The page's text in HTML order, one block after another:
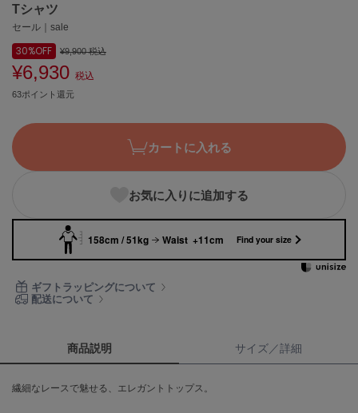
Ballelite
バレリット
BANDOLIER
Barbour
バブアー
Calvin Klein
CELFORD
セロン
Tシャツ
セール｜sale
30%OFF ¥9,900税込
¥6,930 税込
63ポイント還元
カートに入れる
お気に入りに追加する
158cm / 51kg Waist +11cm Find your size
ギフトラッピングについて
配送について
商品説明 サイズ／詳細
繊細なレースで魅せる、エレガントトップス。